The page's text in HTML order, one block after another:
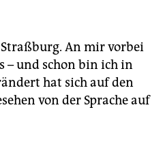
An mir vorbei
– und schon bin ich in
hat sich auf den
von der Sprache auf